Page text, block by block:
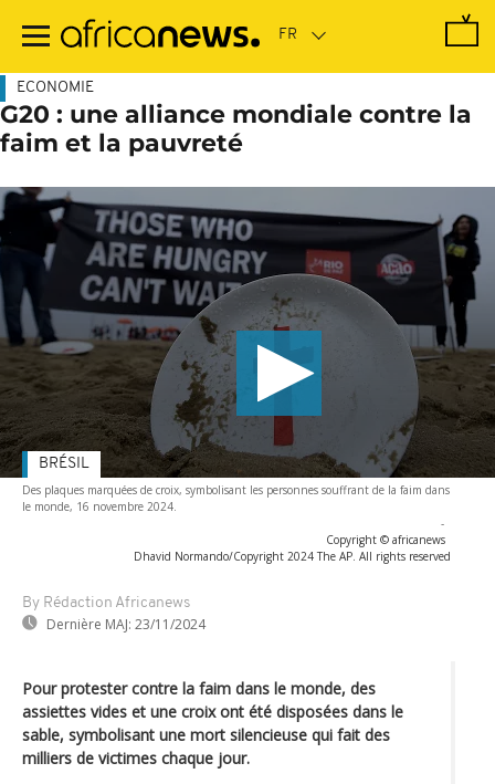
contenu
ECONOMIE
G20 : une alliance mondiale contre la
faim et la pauvreté
Des plaques marquées de croix, symbolisant les personnes souffrant de la faim dans
le monde, 16 novembre 2024.
-
Copyright © africanews
Dhavid Normando/Copyright 2024 The AP. All rights reserved
By Rédaction Africanews
Dernière MAJ: 23/11/2024
BRÉSIL
Pour protester contre la faim dans le monde, des
assiettes vides et une croix ont été disposées dans le
sable, symbolisant une mort silencieuse qui fait des
milliers de victimes chaque jour.